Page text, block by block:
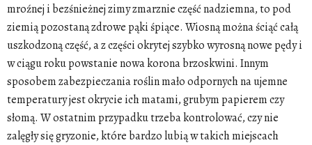
mroźnej i bezśnieżnej zimy zmarznie część nadziemna, to pod
ziemią pozostaną zdrowe pąki śpiące. Wiosną można ściąć całą
uszkodzoną część, a z części okrytej szybko wyrosną nowe pędy i
w ciągu roku powstanie nowa korona brzoskwini. Innym
sposobem zabezpieczania roślin mało odpornych na ujemne
temperatury jest okrycie ich matami, grubym papierem czy
słomą. W ostatnim przypadku trzeba kontrolować, czy nie
zalęgły się gryzonie, które bardzo lubią w takich miejscach